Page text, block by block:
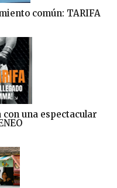
común: TARIFA
una espectacular